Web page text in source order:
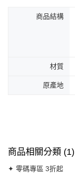
商品結構
材質
原產地
商品相關分類 (1)
✦ 零碼專區 3折起